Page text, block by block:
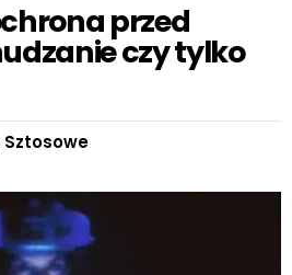
przed
czy tylko